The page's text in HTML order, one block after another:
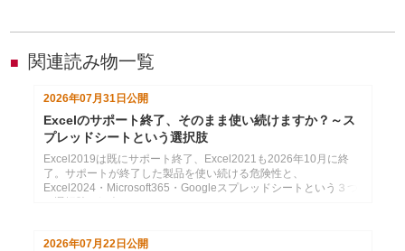
■ 関連読み物一覧
2026年07月31日 公開
Excelのサポート終了、そのまま使い続けますか？～ス
プレッドシートという選択肢
Excel2019は既にサポート終了、Excel2021も2026年10月に終
了。サポートが終了した製品を使い続ける危険性と、
Excel2024・Microsoft365・Googleスプレッドシートという３つ
2026年07月22日公開